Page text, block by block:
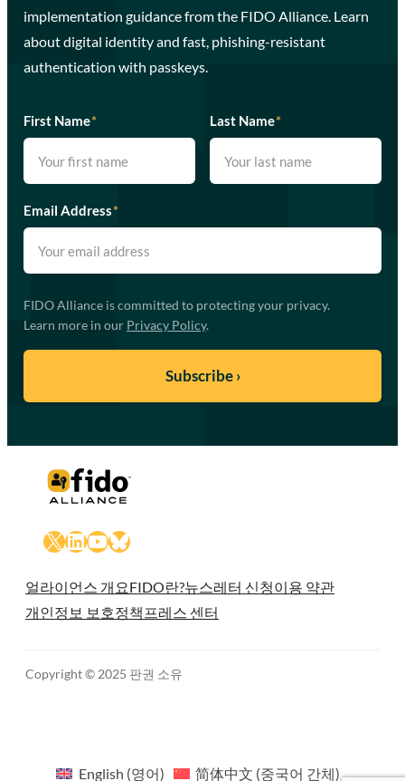
implementation guidance from the FIDO Alliance. Learn
about digital identity and fast, phishing-resistant
authentication with passkeys.
First Name* Last Name*
Email Address*
FIDO Alliance is committed to protecting your privacy.
Learn more in our Privacy Policy.
X LinkedIn
YouTube
Bluesky
얼라이언스 개요FIDO란?뉴스레터 신청이용 약관
개인정보 보호정책 프레스 센터
Copyright © 2025 판권 소유
English (영어) 简体中文 (중국어 간체)